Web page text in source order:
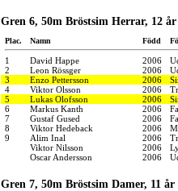
Gren 6, 50m Bröstsim Herrar, 12 år
Plac. Namn Född
1 David Happe 2006
2
Leon Rössger 2006
3
Enzo Pettersson 2006
4
Viktor Olsson 2006
5
Lukas Olofsson 2006
6
Markus Kanth 2006
7
Gustaf Gused 2006
8
Viktor Hedeback 2006
9
Alim Inal 2006
Viktor Nilsson
2006
Oscar Andersson
2006
Gren 7, 50m Bröstsim Damer, 11 år